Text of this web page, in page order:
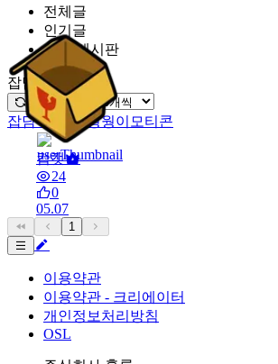
전체글
인기글
잡담 게시판
잡담 게시판
잡담 게시판웡웡이모티콘
컵캣
24
0
05.07
1
이용약관
이용약관 - 크리에이터
개인정보처리방침
OSL